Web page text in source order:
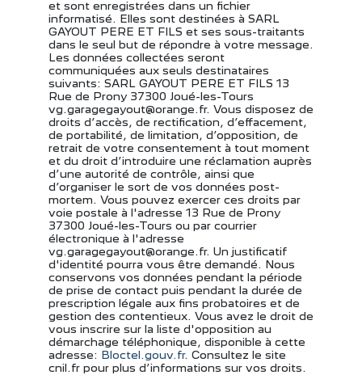
et sont enregistrées dans un fichier
informatisé. Elles sont destinées à SARL
GAYOUT PERE ET FILS et ses sous-traitants
dans le seul but de répondre à votre message.
Les données collectées seront
communiquées aux seuls destinataires
suivants: SARL GAYOUT PERE ET FILS 13
Rue de Prony 37300 Joué-les-Tours
vg.garagegayout@orange.fr. Vous disposez de
droits d’accès, de rectification, d’effacement,
de portabilité, de limitation, d’opposition, de
retrait de votre consentement à tout moment
et du droit d’introduire une réclamation auprès
d’une autorité de contrôle, ainsi que
d’organiser le sort de vos données post-
mortem. Vous pouvez exercer ces droits par
voie postale à l'adresse 13 Rue de Prony
37300 Joué-les-Tours ou par courrier
électronique à l'adresse
vg.garagegayout@orange.fr. Un justificatif
d'identité pourra vous être demandé. Nous
conservons vos données pendant la période
de prise de contact puis pendant la durée de
prescription légale aux fins probatoires et de
gestion des contentieux. Vous avez le droit de
vous inscrire sur la liste d'opposition au
démarchage téléphonique, disponible à cette
adresse: Bloctel.gouv.fr. Consultez le site
cnil.fr pour plus d’informations sur vos droits.